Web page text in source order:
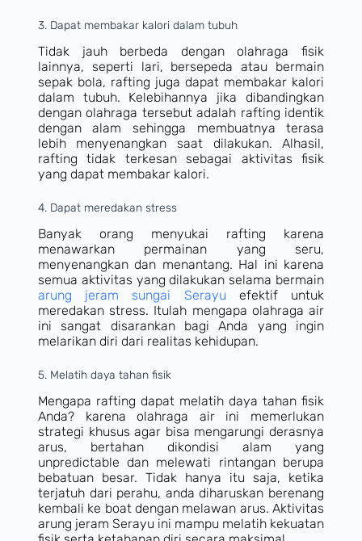
3. Dapat membakar kalori dalam tubuh
Tidak jauh berbeda dengan olahraga fisik
lainnya, seperti lari, bersepeda atau bermain
sepak bola, rafting juga dapat membakar kalori
dalam tubuh. Kelebihannya jika dibandingkan
dengan olahraga tersebut adalah rafting identik
dengan alam sehingga membuatnya terasa
lebih menyenangkan saat dilakukan. Alhasil,
rafting tidak terkesan sebagai aktivitas fisik
yang dapat membakar kalori.
4. Dapat meredakan stress
Banyak orang menyukai rafting karena
menawarkan permainan yang seru,
menyenangkan dan menantang. Hal ini karena
semua aktivitas yang dilakukan selama bermain
arung jeram sungai Serayu efektif untuk
meredakan stress. Itulah mengapa olahraga air
ini sangat disarankan bagi Anda yang ingin
melarikan diri dari realitas kehidupan.
5. Melatih daya tahan fisik
Mengapa rafting dapat melatih daya tahan fisik
Anda? karena olahraga air ini memerlukan
strategi khusus agar bisa mengarungi derasnya
arus, bertahan dikondisi alam yang
unpredictable dan melewati rintangan berupa
bebatuan besar. Tidak hanya itu saja, ketika
terjatuh dari perahu, anda diharuskan berenang
kembali ke boat dengan melawan arus. Aktivitas
arung jeram Serayu ini mampu melatih kekuatan